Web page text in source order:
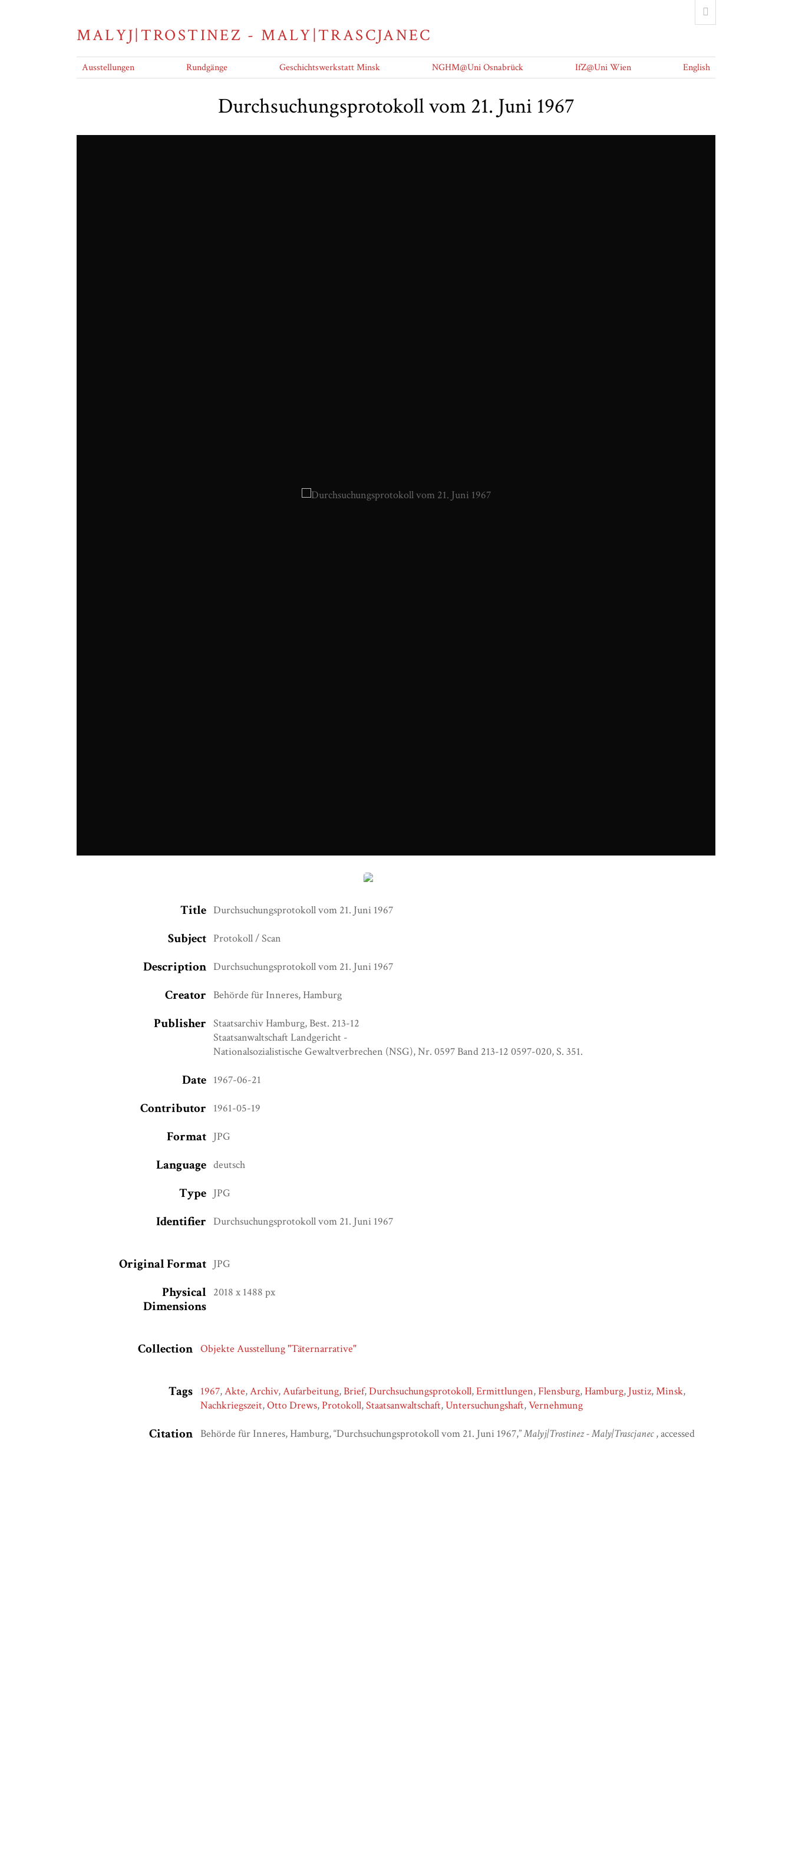
MALYJ|TROSTINEZ - MALY|TRASCJANEC
Ausstellungen Rundgänge Geschichtswerkstatt Minsk NGHM@Uni Osnabrück IfZ@Uni Wien English
Durchsuchungsprotokoll vom 21. Juni 1967
Title Durchsuchungsprotokoll vom 21. Juni 1967
Subject Protokoll / Scan
Description Durchsuchungsprotokoll vom 21. Juni 1967
Creator Behörde für Inneres, Hamburg
Publisher Staatsarchiv Hamburg, Best. 213-12
Staatsanwaltschaft Landgericht -
Nationalsozialistische Gewaltverbrechen (NSG), Nr. 0597 Band 213-12 0597-020, S. 351.
Date 1967-06-21
Contributor 1961-05-19
Format JPG
Language deutsch
Type JPG
Identifier Durchsuchungsprotokoll vom 21. Juni 1967
Original Format JPG
Physical
Dimensions
2018 x 1488 px
Collection Objekte Ausstellung "Täternarrative"
Tags 1967,Akte,Archiv,Aufarbeitung,Brief,Durchsuchungsprotokoll,Ermittlungen,Flensburg,Hamburg, Justiz,Minsk,
Nachkriegszeit,Otto Drews,Protokoll,Staatsanwaltschaft,Untersuchungshaft,Vernehmung
Citation Behörde für Inneres, Hamburg, “Durchsuchungsprotokoll vom 21. Juni 1967,”Malyj|Trostinez - Maly|Trascjanec, accessed